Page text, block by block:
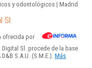
y odontológicos | Madrid
Sl.
ofrecida por
Sl. procede de la base
S.A.U. (S.M.E.). Más